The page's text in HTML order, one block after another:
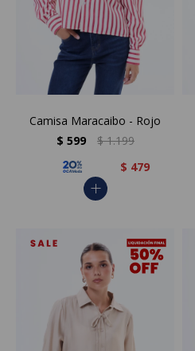
Camisa Maracaibo - Rojo
$ 599 $ 1.199
$ 479
add